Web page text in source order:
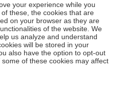
your experience while you
these, the cookies that are
on your browser as they are
of the website. We
us analyze and understand
will be stored in your
also have the option to opt-out
of these cookies may affect